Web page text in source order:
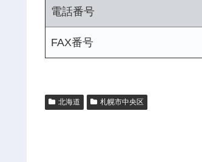
電話番号
FAX番号
北海道 札幌市中央区